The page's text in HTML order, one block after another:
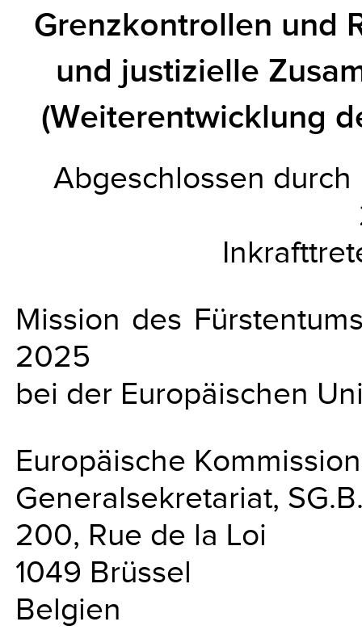
Grenzkontrollen und
und justizielle
(Weiterentwicklung
Abgeschlossen
Mission des
2025
bei der Europäischen
Europäische Kommission
Generalsekretariat,
200, Rue de la Loi
1049 Brüssel
Belgien